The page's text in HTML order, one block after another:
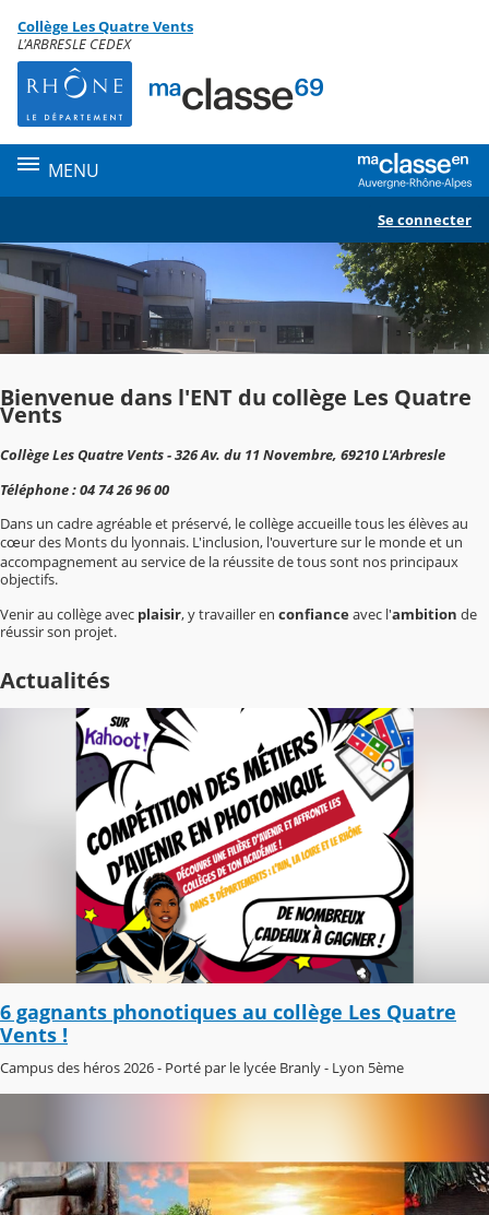
Contenu
Collège Les Quatre Vents
L'ARBRESLE CEDEX
MENU
Se connecter
Bienvenue dans l'ENT du collège Les Quatre
Vents
Collège Les Quatre Vents - 326 Av. du 11 Novembre, 69210 L'Arbresle
Téléphone : 04 74 26 96 00
Dans un cadre agréable et préservé, le collège accueille tous les élèves au
cœur des Monts du lyonnais. L'inclusion, l'ouverture sur le monde et un
accompagnement au service de la réussite de tous sont nos principaux
objectifs.
Venir au collège avec plaisir, y travailler en confianceavec l'ambition de
réussir son projet.
Actualités
6 gagnants phonotiques au collège Les Quatre
Vents !
Campus des héros 2026 - Porté par le lycée Branly - Lyon 5ème